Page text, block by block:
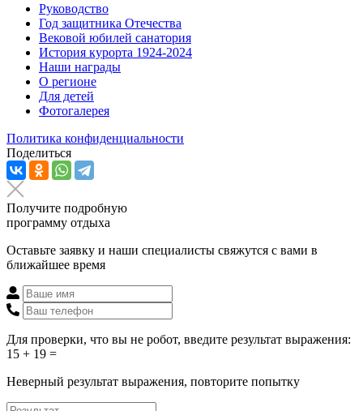
Руководство
Год защитника Отечества
Вековой юбилей санатория
История курорта 1924-2024
Наши награды
О регионе
Для детей
Фотогалерея
Политика конфиденциальности
Поделиться
Получите подробную
программу отдыха
Оставьте заявку и наши специалисты свяжутся с вами в
ближайшее время
Для проверки, что вы не робот, введите результат выражения:
15 + 19 =
Неверный результат выражения, повторите попытку